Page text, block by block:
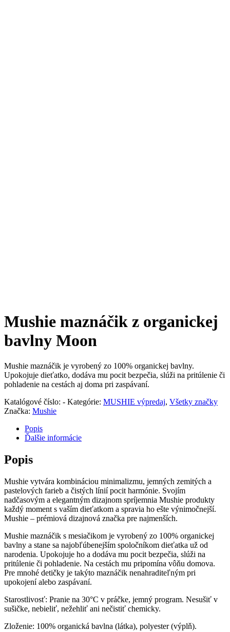
Mushie maznáčik z organickej
bavlny Moon
Mushie maznáčik je vyrobený zo 100% organickej bavlny.
Upokojuje dieťatko, dodáva mu pocit bezpečia, slúži na pritúlenie či
pohladenie na cestách aj doma pri zaspávaní.
Katalógové číslo: - Kategórie: MUSHIE výpredaj, Všetky značky
Značka: Mushie
Popis
Ďalšie informácie
Popis
Mushie vytvára kombináciou minimalizmu, jemných zemitých a
pastelových farieb a čistých línií pocit harmónie. Svojím
nadčasovým a elegantným dizajnom spríjemnia Mushie produkty
každý moment s vaším dieťatkom a spravia ho ešte výnimočnejší.
Mushie – prémiová dizajnová značka pre najmenších.
Mushie maznáčik s mesiačikom je vyrobený zo 100% organickej
bavlny a stane sa najobľúbenejším spoločníkom dieťatka už od
narodenia. Upokojuje ho a dodáva mu pocit bezpečia, slúži na
pritúlenie či pohladenie. Na cestách mu pripomína vôňu domova.
Pre mnohé detičky je takýto maznáčik nenahraditeľným pri
upokojení alebo zaspávaní.
Starostlivosť: Pranie na 30°C v práčke, jemný program. Nesušiť v
sušičke, nebieliť, nežehliť ani nečistiť chemicky.
Zloženie: 100% organická bavlna (látka), polyester (výplň).